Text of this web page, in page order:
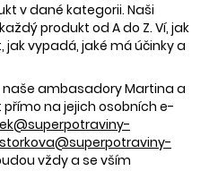
v dané kategorii. Naši
produkt od A do Z. Ví, jak
vypadá, jaké má účinky a
naše ambasadory Martina a
na jejich osobních e-
vždy a se vším